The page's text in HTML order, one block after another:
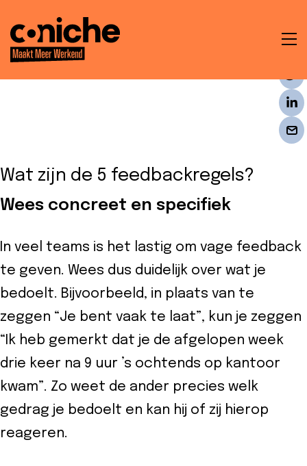
Wat zijn de 5 feedbackregels?
Wees concreet en specifiek
In veel teams is het lastig om vage feedback
te geven. Wees dus duidelijk over wat je
bedoelt. Bijvoorbeeld, in plaats van te
zeggen “Je bent vaak te laat”, kun je zeggen
“Ik heb gemerkt dat je de afgelopen week
drie keer na 9 uur ’s ochtends op kantoor
kwam”. Zo weet de ander precies welk
gedrag je bedoelt en kan hij of zij hierop
reageren.